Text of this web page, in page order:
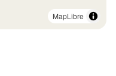
MapLibre